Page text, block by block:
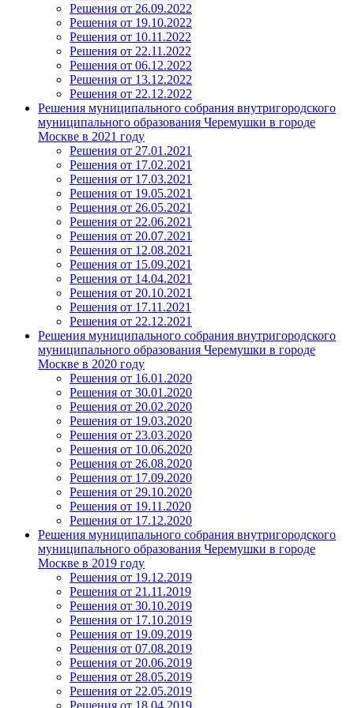
Решения от 26.09.2022
Решения от 19.10.2022
Решения от 10.11.2022
Решения от 22.11.2022
Решения от 06.12.2022
Решения от 13.12.2022
Решения от 22.12.2022
Решения муниципального собрания внутригородского
муниципального образования Черемушки в городе
Москве в 2021 году
Решения от 27.01.2021
Решения от 17.02.2021
Решения от 17.03.2021
Решения от 19.05.2021
Решения от 26.05.2021
Решения от 22.06.2021
Решения от 20.07.2021
Решения от 12.08.2021
Решения от 15.09.2021
Решения от 14.04.2021
Решения от 20.10.2021
Решения от 17.11.2021
Решения от 22.12.2021
Решения муниципального собрания внутригородского
муниципального образования Черемушки в городе
Москве в 2020 году
Решения от 16.01.2020
Решения от 30.01.2020
Решения от 20.02.2020
Решения от 19.03.2020
Решения от 23.03.2020
Решения от 10.06.2020
Решения от 26.08.2020
Решения от 17.09.2020
Решения от 29.10.2020
Решения от 19.11.2020
Решения от 17.12.2020
Решения муниципального собрания внутригородского
муниципального образования Черемушки в городе
Москве в 2019 году
Решения от 19.12.2019
Решения от 21.11.2019
Решения от 30.10.2019
Решения от 17.10.2019
Решения от 19.09.2019
Решения от 07.08.2019
Решения от 20.06.2019
Решения от 28.05.2019
Решения от 22.05.2019
Решения от 18.04.2019